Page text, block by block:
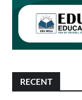
RECENT